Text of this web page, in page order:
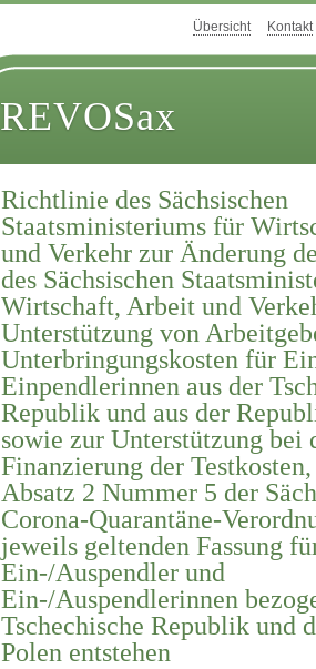
Übersicht Kontakt
REVOSax
Richtlinie des Sächsischen
Staatsministeriums für
und Verkehr zur Änderung
des Sächsischen
Wirtschaft, Arbeit und
Unterstützung von
Unterbringungskosten für
Einpendlerinnen aus der
Republik und aus der
sowie zur Unterstützung bei
Finanzierung der
Absatz 2 Nummer 5 der
Corona-Quarantäne-
jeweils geltenden Fassung
Ein-/Auspendler und
Ein-/Auspendlerinnen
Tschechische Republik und
Polen entstehen